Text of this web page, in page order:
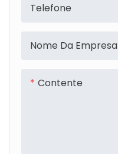
Telefone
Nome Da Empresa
Contente